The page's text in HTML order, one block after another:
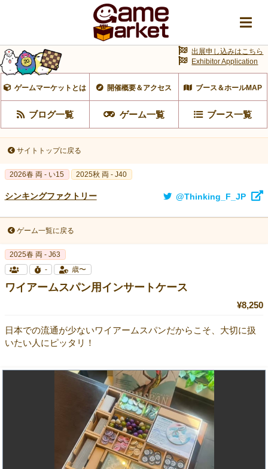
ゲームマーケットとは 開催概要＆アクセス ブース＆ホールMAP
ブログ一覧 ゲーム一覧 ブース一覧
出展申し込みはこちら
Exhibitor Application
サイトトップに戻る
2026春 両 - い15 2025秋 両 - J40
シンキングファクトリー @Thinking_F_JP
ゲーム一覧に戻る
2025春 両 - J63
-
歳〜
ワイアームスパン用インサートケース
¥8,250
日本での流通が少ないワイアームスパンだからこそ、大切に扱
いたい人にピッタリ！